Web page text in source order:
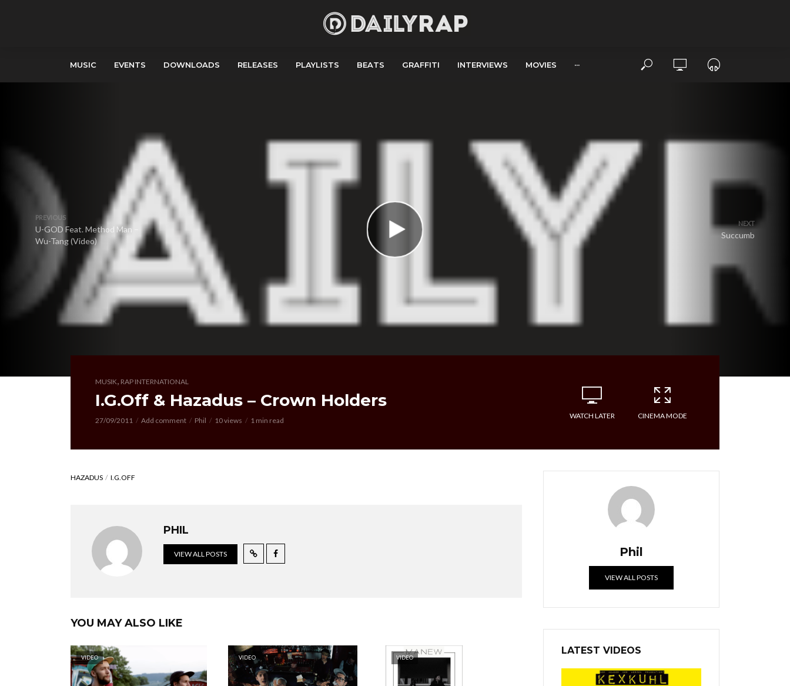
MUSIC EVENTS DOWNLOADS RELEASES PLAYLISTS BEATS GRAFFITI INTERVIEWS MOVIES ···
PREVIOUS
U-GOD Feat. Method Man –
Wu-Tang (Video)
NEXT
Succumb
MUSIK, RAP INTERNATIONAL
I.G.Off & Hazadus – Crown Holders
27/09/2011 Add comment Phil 10 views 1 min read
WATCH LATER CINEMA MODE
HAZADUS I.G.OFF
PHIL
VIEW ALL POSTS
YOU MAY ALSO LIKE
VIDEO VIDEO VIDEO
Phil
VIEW ALL POSTS
LATEST VIDEOS